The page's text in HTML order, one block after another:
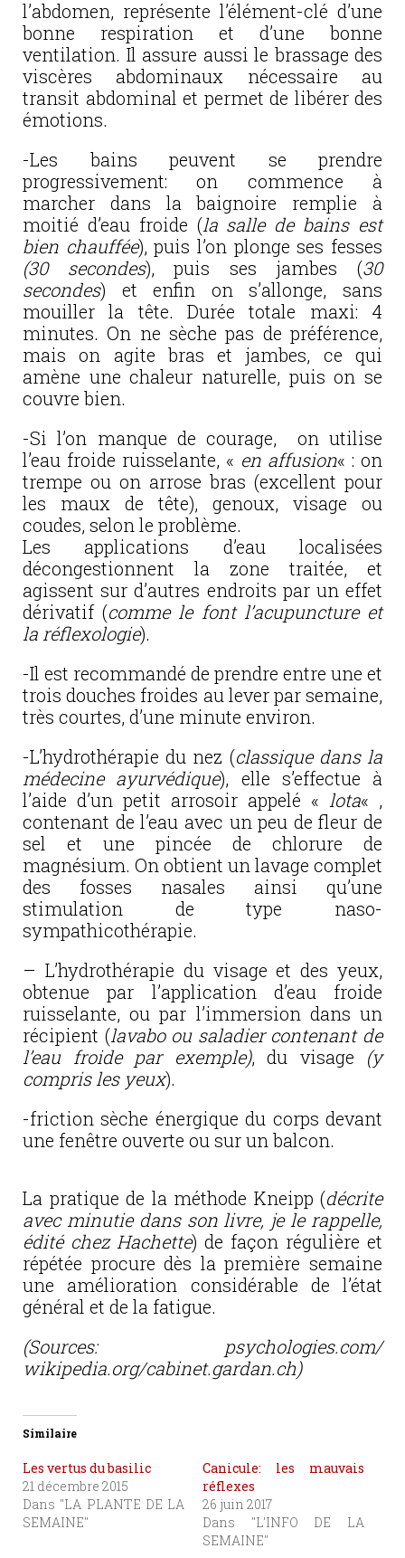
l’abdomen, représente l’élément-clé d’une
bonne respiration et d’une bonne
ventilation. Il assure aussi le brassage des
viscères abdominaux nécessaire au
transit abdominal et permet de libérer des
émotions.
-Les bains peuvent se prendre
progressivement: on commence à
marcher dans la baignoire remplie à
moitié d’eau froide (la salle de bains est
bien chauffée), puis l’on plonge ses fesses
(30 secondes), puis ses jambes (30
secondes) et enfin on s’allonge, sans
mouiller la tête. Durée totale maxi: 4
minutes. On ne sèche pas de préférence,
mais on agite bras et jambes, ce qui
amène une chaleur naturelle, puis on se
couvre bien.
-Si l’on manque de courage, on utilise
l’eau froide ruisselante, « en affusion« : on
trempe ou on arrose bras (excellent pour
les maux de tête), genoux, visage ou
coudes, selon le problème.
Les applications d’eau localisées
décongestionnent la zone traitée, et
agissent sur d’autres endroits par un effet
dérivatif (comme le font l’acupuncture et
la réflexologie).
-Il est recommandé de prendre entre une et
trois douches froides au lever par semaine,
très courtes, d’une minute environ.
-L’hydrothérapie du nez (classique dans la
médecine ayurvédique), elle s’effectue à
l’aide d’un petit arrosoir appelé « lota« ,
contenant de l’eau avec un peu de fleur de
sel et une pincée de chlorure de
magnésium. On obtient un lavage complet
des fosses nasales ainsi qu’une
stimulation de type naso-
sympathicothérapie.
– L’hydrothérapie du visage et des yeux,
obtenue par l’application d’eau froide
ruisselante, ou par l’immersion dans un
récipient (lavabo ou saladier contenant de
l’eau froide par exemple), du visage (y
compris les yeux).
-friction sèche énergique du corps devant
une fenêtre ouverte ou sur un balcon.
La pratique de la méthode Kneipp (décrite
avec minutie dans son livre, je le rappelle,
édité chez Hachette) de façon régulière et
répétée procure dès la première semaine
une amélioration considérable de l’état
général et de la fatigue.
(Sources: psychologies.com/
wikipedia.org/cabinet.gardan.ch)
Similaire
Les vertus du basilic
21 décembre 2015
Dans "LA PLANTE DE LA
SEMAINE"
Canicule: les mauvais
réflexes
26 juin 2017
Dans "L'INFO DE LA
SEMAINE"